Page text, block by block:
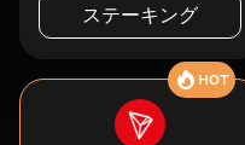
ステーキング
HOT